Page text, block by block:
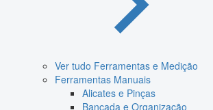
Ver tudo Ferramentas e Medição
Ferramentas Manuais
Alicates e Pinças
Bancada e Organização